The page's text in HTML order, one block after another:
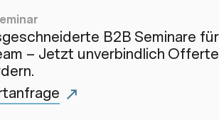
B2B Seminare für
– Jetzt unverbindlich Offerte